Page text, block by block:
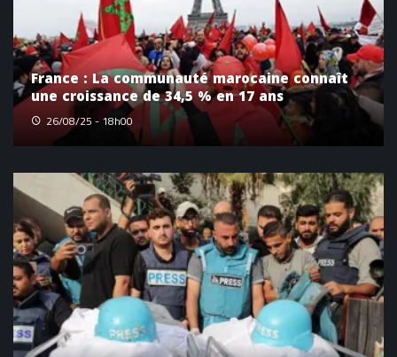
France : La communauté marocaine connaît
une croissance de 34,5 % en 17 ans
26/08/25 - 18h00